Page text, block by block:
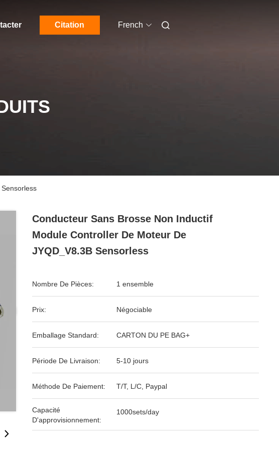
Citation French
Conducteur Sans Brosse Non Inductif
Module Controller De Moteur De
JYQD_V8.3B Sensorless
Nombre De Pièces: 1 ensemble
Prix: Négociable
Emballage Standard: CARTON DU PE BAG+
Période De Livraison: 5-10 jours
Méthode De Paiement: T/T, L/C, Paypal
Capacité
D'approvisionnement:
1000sets/day